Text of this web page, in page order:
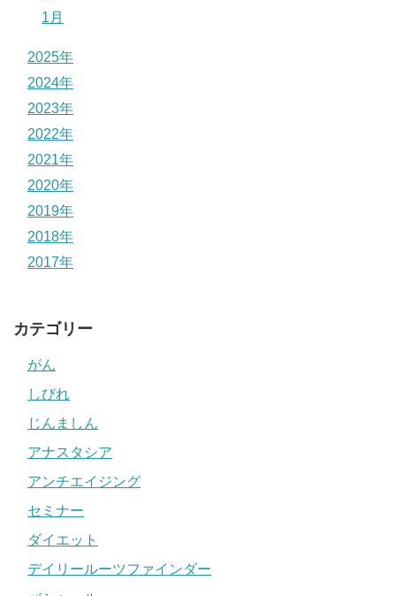
1月
2025年
2024年
2023年
2022年
2021年
2020年
2019年
2018年
2017年
カテゴリー
がん
しびれ
じんましん
アナスタシア
アンチエイジング
セミナー
ダイエット
デイリールーツファインダー